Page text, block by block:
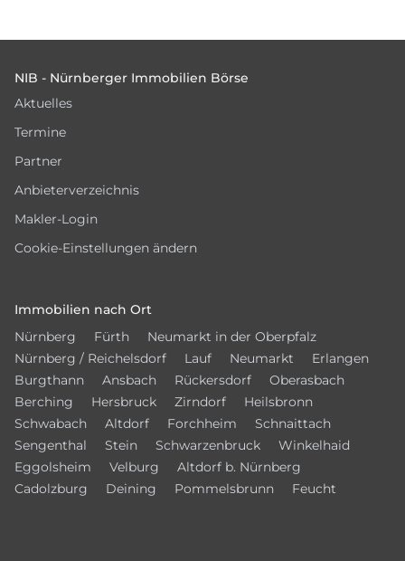
NIB - Nürnberger Immobilien Börse
Aktuelles
Termine
Partner
Anbieterverzeichnis
Makler-Login
Cookie-Einstellungen ändern
Immobilien nach Ort
Nürnberg
Fürth
Neumarkt in der Oberpfalz
Nürnberg / Reichelsdorf
Lauf Neumarkt
Erlangen
Burgthann
Ansbach Rückersdorf
Oberasbach
Berching
Hersbruck Zirndorf
Heilsbronn
Schwabach
Altdorf Forchheim
Schnaittach
Sengenthal
Stein Schwarzenbruck
Winkelhaid
Eggolsheim
Velburg
Altdorf b. Nürnberg
Cadolzburg
Deining Pommelsbrunn Feucht